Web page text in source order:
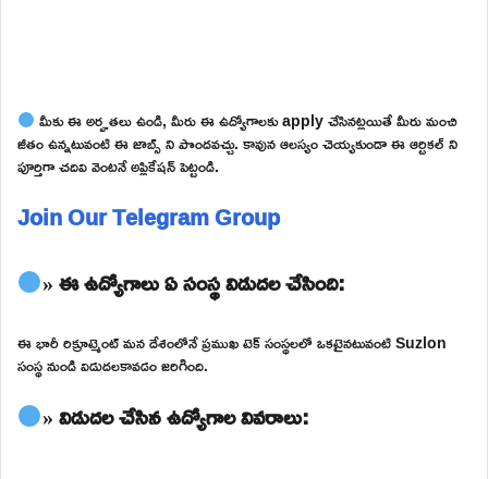
మీకు ఈ అర్హతలు ఉండి, మీరు ఈ ఉద్యోగాలకు apply చేసినట్లయితే మీరు మంచి
జీతం ఉన్నటువంటి ఈ జాబ్స్ ని పొందవచ్చు. కావున ఆలస్యం చెయ్యకుండా ఈ ఆర్టికల్ ని
పూర్తిగా చదివి వెంటనే అప్లికేషన్ పెట్టండి.
Join Our Telegram Group
» ఈ ఉద్యోగాలు ఏ సంస్థ విడుదల చేసింది:
ఈ భారీ రిక్రూట్మెంట్ మన దేశంలోనే ప్రముఖ టెక్ సంస్థలలో ఒకటైనటువంటి Suzlon
సంస్థ నుండి విడుదలకావడం జరిగింది.
» విడుదల చేసిన ఉద్యోగాల వివరాలు: